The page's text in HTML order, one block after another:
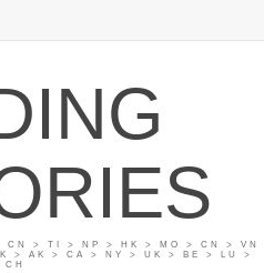
> TI > NP > HK > MO > CN > VN
> AK > CA > NY > UK > BE > LU >
CH